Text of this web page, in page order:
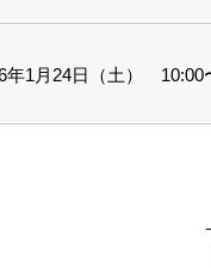
年1月24日（土） 10:00